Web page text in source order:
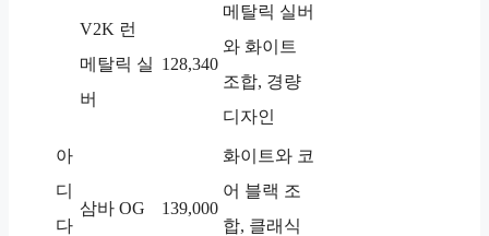
V2K 런
메탈릭 실
버
128,340
메탈릭 실버
와 화이트
조합, 경량
디자인
아
디
다
삼바 OG 139,000
화이트와 코
어 블랙 조
합, 클래식